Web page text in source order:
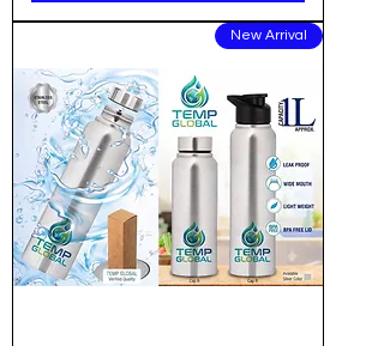
New Arrival